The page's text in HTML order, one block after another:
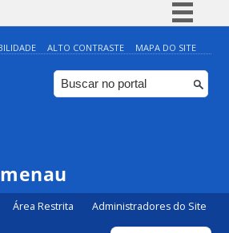
Simplifique!
Comunica BR
Participe
ALTO CONTRASTE MAPA DO SITE
Área Restrita Administradores do Site